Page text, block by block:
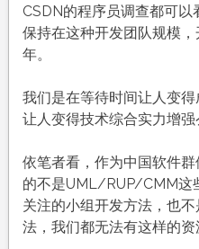
CSDN的程序员调查都可
保持在这种开发团队规模
年。
我们是在等待时间让人变
让人变得技术综合实力增强
依笔者看，作为中国软件
的不是UML/RUP/CMM这
关注的小组开发方法，也
法，我们都无法有这样的资